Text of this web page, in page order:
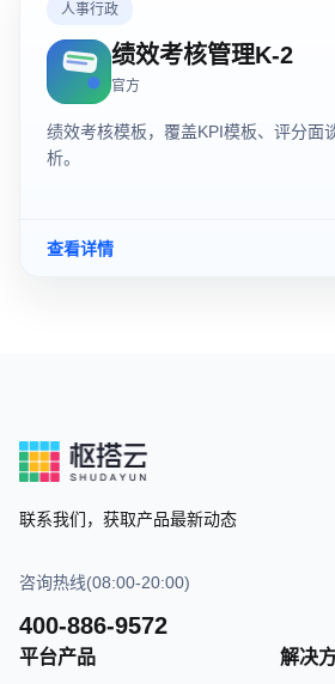
人事行政
绩效考核管理K-2
官方
绩效考核模板，覆盖KPI模板、评分面
析。
查看详情
联系我们，获取产品最新动态
咨询热线(08:00-20:00)
400-886-9572
平台产品 解决